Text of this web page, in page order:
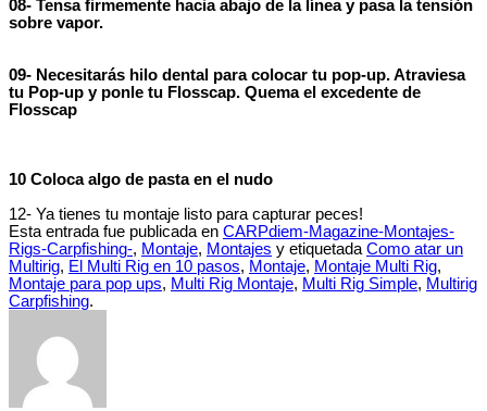
08- Tensa firmemente hacia abajo de la línea y pasa la tensión
sobre vapor.
09- Necesitarás hilo dental para colocar tu pop-up.Atraviesa
tu Pop-up y ponle tu Flosscap. Quema el excedente de
Flosscap
10 Coloca algo de pasta en el nudo
12- Ya tienes tu montaje listo para capturar peces!
Esta entrada fue publicada en CARPdiem-Magazine-Montajes-
Rigs-Carpfishing-, Montaje, Montajes y etiquetada Como atar un
Multirig, El Multi Rig en 10 pasos, Montaje, Montaje Multi Rig,
Montaje para pop ups, Multi Rig Montaje, Multi Rig Simple, Multirig
Carpfishing.